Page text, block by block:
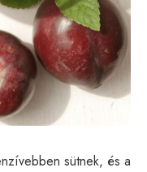
sütnek, és a